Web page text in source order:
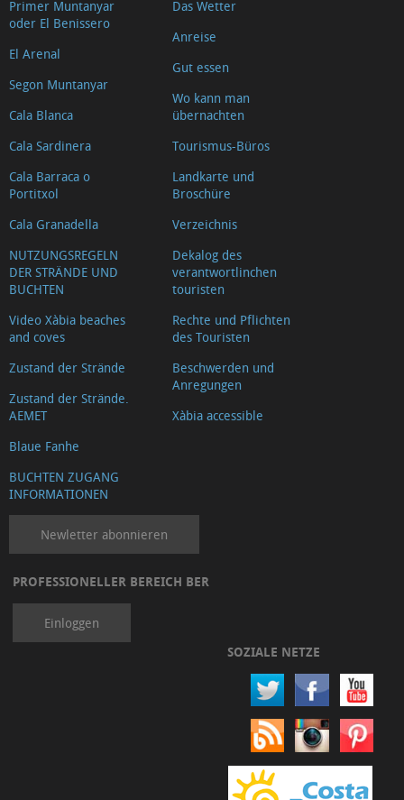
Primer Muntanyar
oder El Benissero
El Arenal
Segon Muntanyar
Cala Blanca
Cala Sardinera
Cala Barraca o
Portitxol
Cala Granadella
NUTZUNGSREGELN
DER STRÄNDE UND
BUCHTEN
Video Xàbia beaches
and coves
Zustand der Strände
Zustand der Strände.
AEMET
Blaue Fanhe
BUCHTEN ZUGANG
INFORMATIONEN
Das Wetter
Anreise
Gut essen
Wo kann man
übernachten
Tourismus-Büros
Landkarte und
Broschüre
Verzeichnis
Dekalog des
verantwortlinchen
touristen
Rechte und Pflichten
des Touristen
Beschwerden und
Anregungen
Xàbia accessible
Newletter abonnieren
PROFESSIONELLER BEREICH BER
Einloggen
SOZIALE NETZE